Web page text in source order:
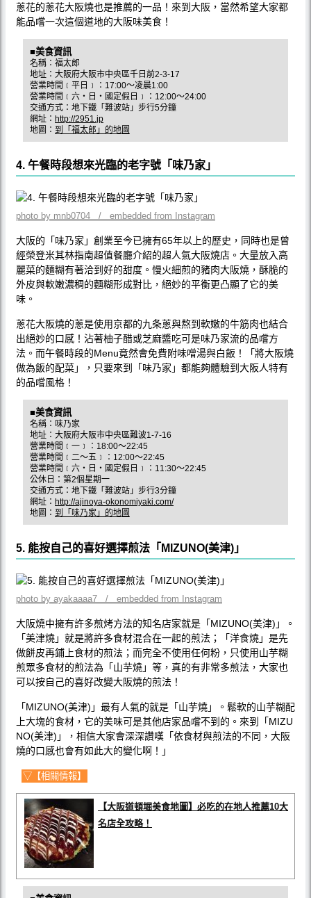
蔥花的蔥花大阪燒也是推薦的一品！來到大阪，當然希望大家都
能品嚐一次這個道地的大阪味美食！
■美食資訊
名稱：福太郎
地址：大阪府大阪市中央區千日前2-3-17
營業時間﹝平日﹞：17:00〜凌晨1:00
營業時間﹝六‧日‧國定假日﹞：12:00〜24:00
交通方式：地下鐵「難波站」步行5分鐘
網址： http://2951.jp
地圖： 到「福太郎」的地圖
4. 午餐時段想來光臨的老字號「味乃家」
photo by mnb0704 / embedded from Instagram
大阪的「味乃家」創業至今已擁有65年以上的歷史，同時也是曾
經榮登米其林指南超值餐廳介紹的超人氣大阪燒店。大量放入高
麗菜的麵糊有著洽到好的甜度。慢火細煎的豬肉大阪燒，酥脆的
外皮與軟嫩濃稠的麵糊形成對比，絕妙的平衡更凸顯了它的美
味。
蔥花大阪燒的蔥是使用京都的九条蔥與熬到軟嫩的牛筋肉也結合
出絕妙的口感！沾著柚子醋或芝麻醬吃可是味乃家流的品嚐方
法。而午餐時段的Menu竟然會免費附味噌湯與白飯！「將大阪燒
做為飯的配菜」，只要來到「味乃家」都能夠體驗到大阪人特有
的品嚐風格！
■美食資訊
名稱：味乃家
地址：大阪府大阪市中央區難波1-7-16
營業時間﹝一﹞：18:00〜22:45
營業時間﹝二〜五﹞：12:00〜22:45
營業時間﹝六‧日‧國定假日﹞：11:30〜22:45
公休日：第2個星期一
交通方式：地下鐵「難波站」步行3分鐘
網址： http://ajinoya-okonomiyaki.com/
地圖： 到「味乃家」的地圖
5. 能按自己的喜好選擇煎法「MIZUNO(美津)」
photo by ayakaaaa7 / embedded from Instagram
大阪燒中擁有許多煎烤方法的知名店家就是「MIZUNO(美津)」。
「美津燒」就是將許多食材混合在一起的煎法；「洋食燒」是先
做餅皮再鋪上食材的煎法；而完全不使用任何粉，只使用山芋糊
煎眾多食材的煎法為「山芋燒」等，真的有非常多煎法，大家也
可以按自己的喜好改變大阪燒的煎法！
「MIZUNO(美津)」最有人氣的就是「山芋燒」。鬆軟的山芋糊配
上大塊的食材，它的美味可是其他店家品嚐不到的。來到「MIZU
NO(美津)」，相信大家會深深讚嘆「依食材與煎法的不同，大阪
燒的口感也會有如此大的變化啊！」
▽【相關情報】
【大阪道頓堀美食地圖】必吃的在地人推薦10大
名店全攻略！